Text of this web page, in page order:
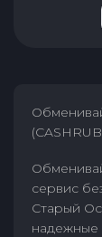
сервис
Старый
надежные